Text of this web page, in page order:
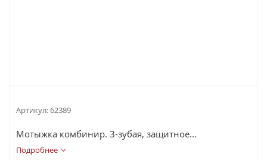
Артикул:62389
Мотыжка комбинир. 3-зубая, защитное...
Подробнее